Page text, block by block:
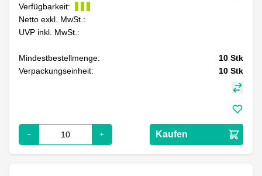
Verfügbarkeit:
Netto exkl. MwSt.:
UVP inkl. MwSt.:
Mindestbestellmenge: 10 Stk
Verpackungseinheit:
10 Stk
Kaufen